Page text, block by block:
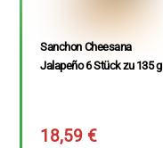
Sanchon Cheesana
Jalapeño 6 Stück zu 135 g
18,59€